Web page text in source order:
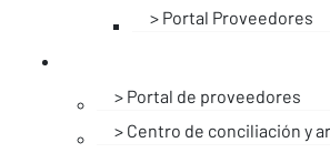
Portal Proveedores
Portal de proveedores
Centro de conciliación y